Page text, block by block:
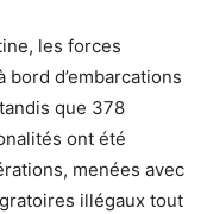
les forces
d’embarcations
que 378
ont été
menées avec
illégaux tout